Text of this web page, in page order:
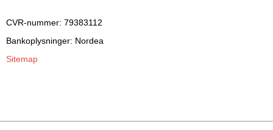
CVR-nummer: 79383112
Bankoplysninger: Nordea
Sitemap